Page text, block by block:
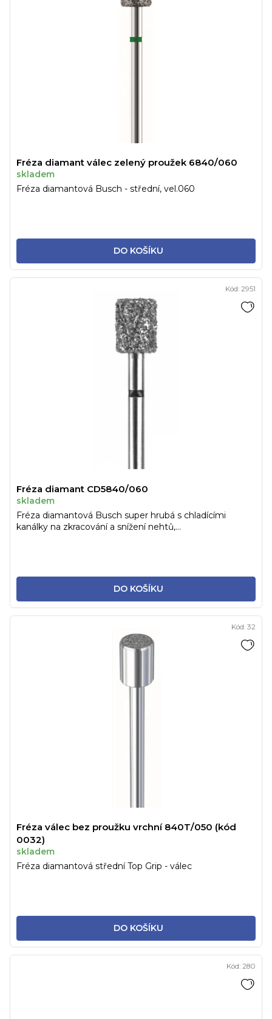
Fréza diamant válec zelený proužek 6840/060
skladem
DO KOŠÍKU
Fréza diamantová Busch - střední, vel.060
Fréza diamant CD5840/060
skladem
DO KOŠÍKU
Fréza diamantová Busch super hrubá s chladícími
kanálky na zkracování a snížení nehtů,...
Kód: 2951
Fréza válec bez proužku vrchní 840T/050 (kód
0032)
skladem
DO KOŠÍKU
Fréza diamantová střední Top Grip - válec
Kód: 32
Kód: 280